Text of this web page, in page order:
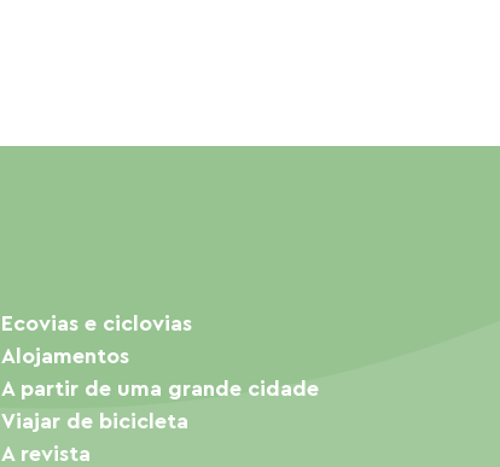
Ecovias e ciclovias
Alojamentos
A partir de uma grande cidade
Viajar de bicicleta
A revista